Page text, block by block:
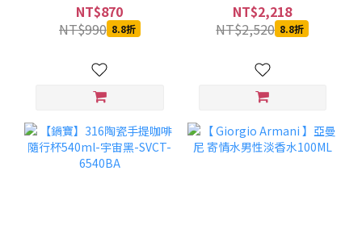
NT$870
NT$990 8.8折
NT$2,218
NT$2,520 8.8折